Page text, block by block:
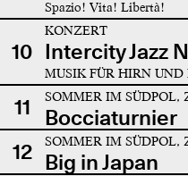
Spazio! Vita! Libertà!
10
KONZERT
Intercity Jazz
MUSIK FÜR HIRN UND
11 SOMMER IM
Bocciaturnier
12
SOMMER IM
Big in Japan